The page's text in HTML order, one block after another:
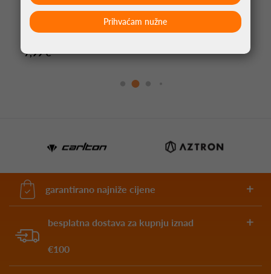
BOCA ZA VODU DUNLOP 700ML
7,99 €
garantirano najniže cijene
besplatna dostava za kupnju iznad
€100
Prihvaćam nužne